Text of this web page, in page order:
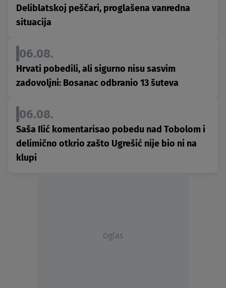
Deliblatskoj peščari, proglašena vanredna
situacija
06.08.
Hrvati pobedili, ali sigurno nisu sasvim
zadovoljni: Bosanac odbranio 13 šuteva
06.08.
Saša Ilić komentarisao pobedu nad Tobolom i
delimično otkrio zašto Ugrešić nije bio ni na
klupi
Oglas